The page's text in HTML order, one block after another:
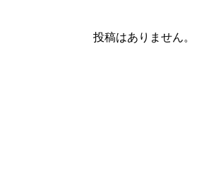
投稿はありません。